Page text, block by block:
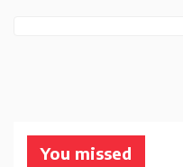
You missed